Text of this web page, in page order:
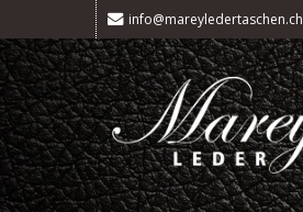
info@mareyledertaschen.ch